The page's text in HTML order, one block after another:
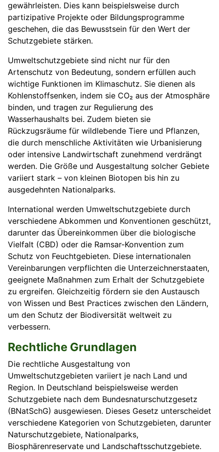
gewährleisten. Dies kann beispielsweise durch
partizipative Projekte oder Bildungsprogramme
geschehen, die das Bewusstsein für den Wert der
Schutzgebiete stärken.
Umweltschutzgebiete sind nicht nur für den
Artenschutz von Bedeutung, sondern erfüllen auch
wichtige Funktionen im Klimaschutz. Sie dienen als
Kohlenstoffsenken, indem sie CO₂ aus der Atmosphäre
binden, und tragen zur Regulierung des
Wasserhaushalts bei. Zudem bieten sie
Rückzugsräume für wildlebende Tiere und Pflanzen,
die durch menschliche Aktivitäten wie Urbanisierung
oder intensive Landwirtschaft zunehmend verdrängt
werden. Die Größe und Ausgestaltung solcher Gebiete
variiert stark – von kleinen Biotopen bis hin zu
ausgedehnten Nationalparks.
International werden Umweltschutzgebiete durch
verschiedene Abkommen und Konventionen geschützt,
darunter das Übereinkommen über die biologische
Vielfalt (CBD) oder die Ramsar-Konvention zum
Schutz von Feuchtgebieten. Diese internationalen
Vereinbarungen verpflichten die Unterzeichnerstaaten,
geeignete Maßnahmen zum Erhalt der Schutzgebiete
zu ergreifen. Gleichzeitig fördern sie den Austausch
von Wissen und Best Practices zwischen den Ländern,
um den Schutz der Biodiversität weltweit zu
verbessern.
Rechtliche Grundlagen
Die rechtliche Ausgestaltung von
Umweltschutzgebieten variiert je nach Land und
Region. In Deutschland beispielsweise werden
Schutzgebiete nach dem Bundesnaturschutzgesetz
(BNatSchG) ausgewiesen. Dieses Gesetz unterscheidet
verschiedene Kategorien von Schutzgebieten, darunter
Naturschutzgebiete, Nationalparks,
Biosphärenreservate und Landschaftsschutzgebiete.